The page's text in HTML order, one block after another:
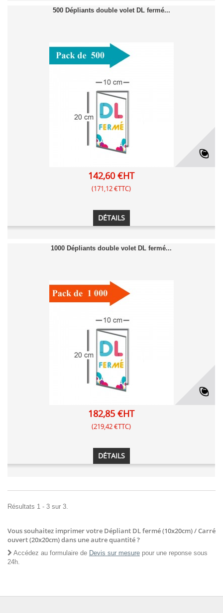
500 Dépliants double volet DL fermé...
142,60 €HT
(171,12 €TTC)
DÉTAILS
1000 Dépliants double volet DL fermé...
182,85 €HT
(219,42 €TTC)
DÉTAILS
Résultats 1 - 3 sur 3.
Vous souhaitez imprimer votre Dépliant DL fermé (10x20cm) / Carré
ouvert (20x20cm) dans une autre quantité ?
Accédez au formulaire de Devis sur mesure pour une reponse sous
24h.